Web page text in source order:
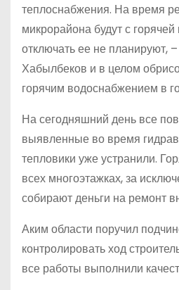
теплоснабжения. На время
микрорайона будут с горячей
отключать ее не планируют,
Хабылбеков и в целом
горячим водоснабжением в
На сегодняшний день все
выявленные во время
тепловики уже устранили.
всех многоэтажках, за
собирают деньги на ремонт
Аким области поручил
контролировать ход
все работы выполнили